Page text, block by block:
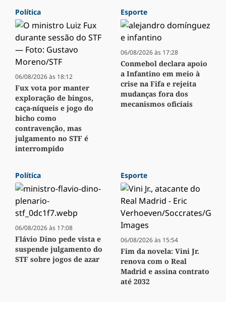
Política
06/08/2026 às 18:12
Fux vota por manter
exploração de bingos,
caça-níqueis e jogo do
bicho como
contravenção, mas
julgamento no STF é
interrompido
Esporte
06/08/2026 às 17:28
Conmebol declara apoio
a Infantino em meio à
crise na Fifa e rejeita
mudanças fora dos
mecanismos oficiais
Política
06/08/2026 às 17:08
Flávio Dino pede vista e
suspende julgamento do
STF sobre jogos de azar
Esporte
06/08/2026 às 15:54
Fim da novela: Vini Jr.
renova com o Real
Madrid e assina contrato
até 2032